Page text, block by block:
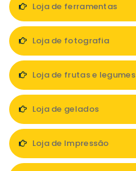
Loja de ferramentas
Loja de fotografia
Loja de frutas e legumes
Loja de gelados
Loja de Impressão